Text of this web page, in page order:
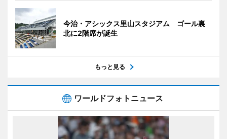
今治・アシックス里山スタジアム ゴール裏
北に2階席が誕生
もっと見る
ワールドフォトニュース